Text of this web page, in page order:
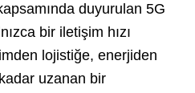
duyurulan 5G
bir iletişim hızı
lojistiğe, enerjiden
uzanan bir